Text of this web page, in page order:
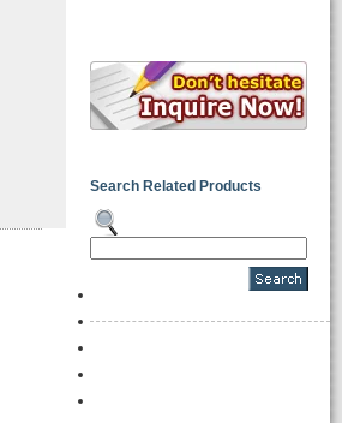
Search Related Products